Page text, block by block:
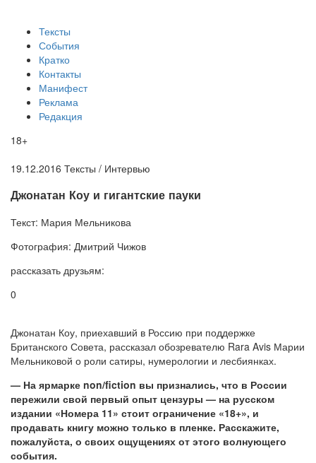
Тексты
События
Кратко
Контакты
Манифест
Реклама
Редакция
18+
19.12.2016 Тексты / Интервью
​Джонатан Коу и гигантские пауки
Текст: Мария Мельникова
Фотография: Дмитрий Чижов
рассказать друзьям:
0
Джонатан Коу, приехавший в Россию при поддержке
Британского Совета, рассказал обозревателю Rara Avis Марии
Мельниковой о роли сатиры, нумерологии и лесбиянках.
— На ярмарке non/fiction вы признались, что в России
пережили свой первый опыт цензуры — на русском
издании «Номера 11» стоит ограничение «18+», и
продавать книгу можно только в пленке. Расскажите,
пожалуйста, о своих ощущениях от этого волнующего
события.